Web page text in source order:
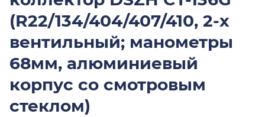
(R22/134/404/407/410, 2-х
вентильный; манометры
68мм, алюминиевый
корпус со смотровым
стеклом)